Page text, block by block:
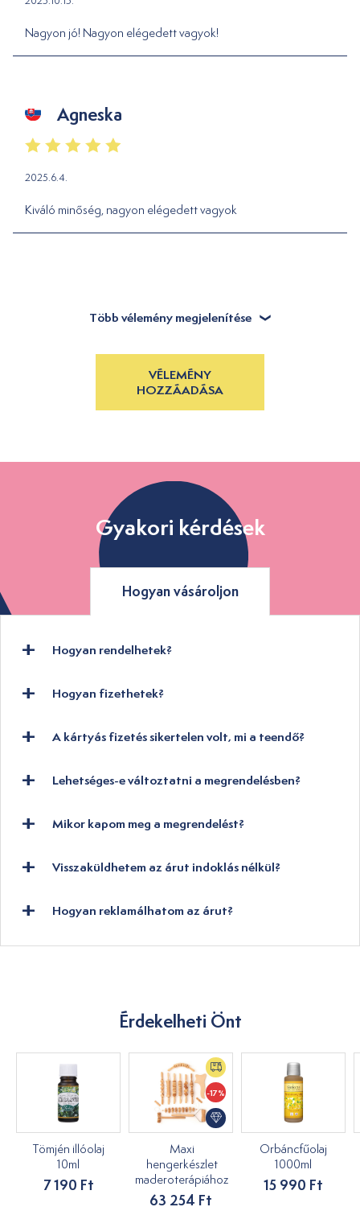
Nagyon jó! Nagyon elégedett vagyok!
Agneska
2025.6.4.
Kiváló minőség, nagyon elégedett vagyok
Több vélemény megjelenítése
VÉLEMÉNY
HOZZÁADÁSA
Gyakori kérdések
Hogyan vásároljon
Hogyan rendelhetek?
Hogyan fizethetek?
A kártyás fizetés sikertelen volt, mi a teendő?
Lehetséges-e változtatni a megrendelésben?
Mikor kapom meg a megrendelést?
Visszaküldhetem az árut indoklás nélkül?
Hogyan reklamálhatom az árut?
Érdekelheti Önt
Tömjén illóolaj
10ml
7 190 Ft
-17%
Maxi
hengerkészlet
maderoterápiához
63 254 Ft
Orbáncfűolaj
1000ml
15 990 Ft